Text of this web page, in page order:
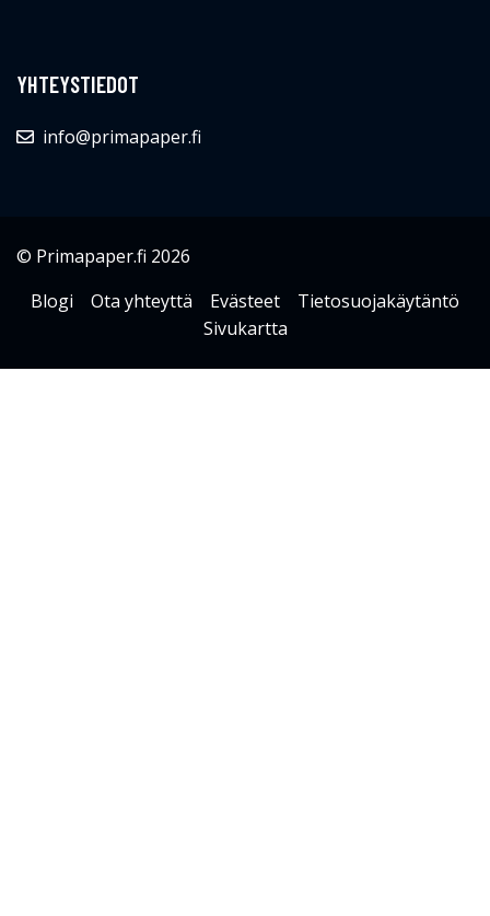
YHTEYSTIEDOT
info@primapaper.fi
© Primapaper.fi 2026
Blogi
Ota yhteyttä Evästeet
Tietosuojakäytäntö
Sivukartta